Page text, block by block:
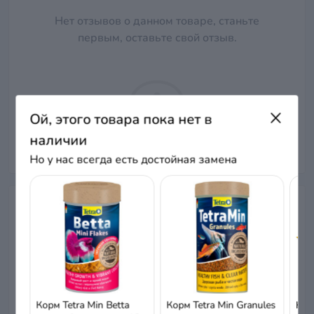
Нет отзывов о данном товаре, станьте
первым, оставьте свой отзыв.
Вопросы и ответы
Добавьте вопрос, и мы ответим в ближайшее время.
Ой, этого товара пока нет в
наличии
Но у нас всегда есть достойная замена
Корм Tetra Min Betta
Корм Tetra Min Granules